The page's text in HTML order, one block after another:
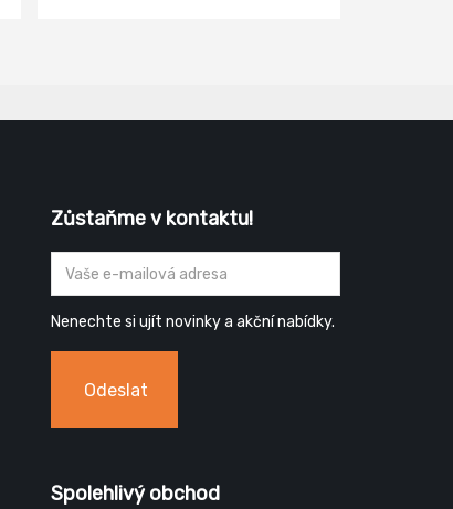
Zůstaňme v kontaktu!
Nenechte si ujít novinky a akční nabídky.
Odeslat
Spolehlivý obchod